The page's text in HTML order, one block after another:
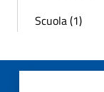
Scuola (1)